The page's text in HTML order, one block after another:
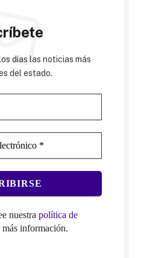
días las noticias más
del estado.
nuestra política de
más información.